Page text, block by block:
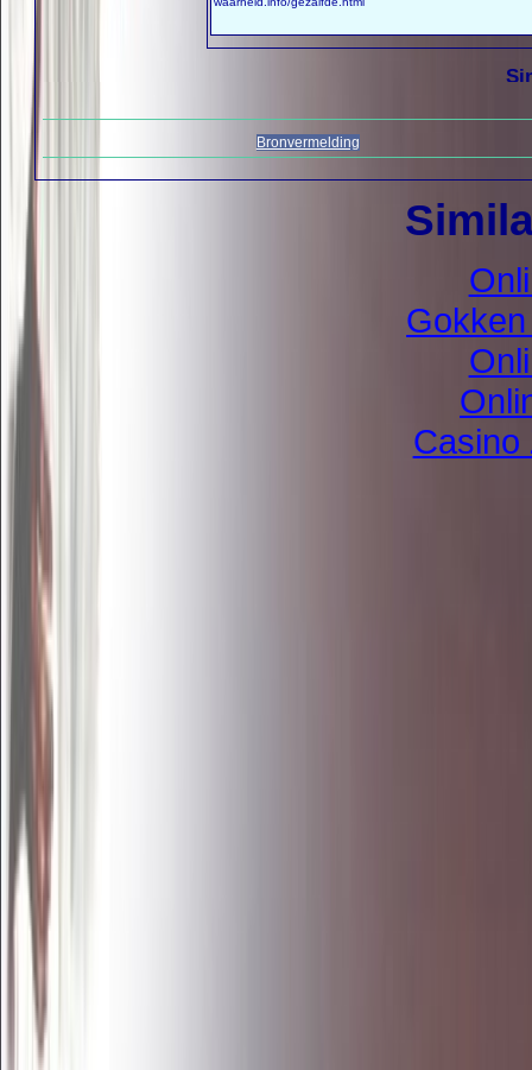
Bronvermelding
Casino